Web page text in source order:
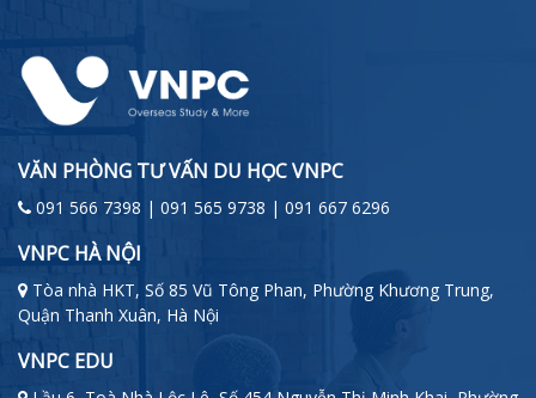
VĂN PHÒNG TƯ VẤN DU HỌC VNPC
091 566 7398 | 091 565 9738 | 091 667 6296
VNPC HÀ NỘI
Tòa nhà HKT, Số 85 Vũ Tông Phan, Phường Khương Trung,
Quận Thanh Xuân, Hà Nội
VNPC EDU